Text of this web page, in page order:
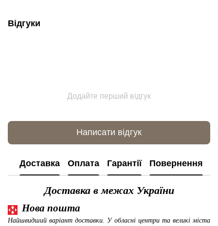
Відгуки
Додайте перший відгук
Написати відгук
Доставка Оплата Гарантії Повернення
Доставка в межах України
Нова пошта
Найшвидший варіант доставки. У обласні центри та великі міста